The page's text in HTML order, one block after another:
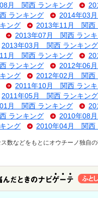
月 関西 ランキング
ランキング
2014年03
ング
2013年11月 関西
2013年07月 関西 ランキ
2013年03月 関西 ランキング
月 関西 ランキング
ランキング
2012年06
ング
2012年02月 関西
2011年10月 関西 ランキ
2011年05月 関西 ランキング
月 関西 ランキング
ランキング
2010年08
ング 2010年04月 関西
数などをもとにオウチーノ独自